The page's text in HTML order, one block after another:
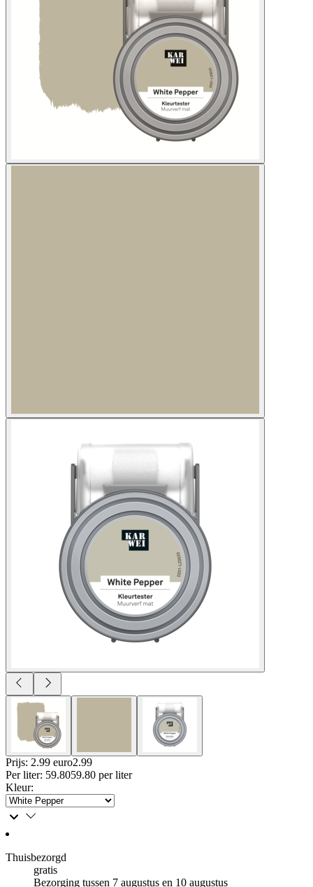
Prijs: 2.99 euro2.99
Per liter: 59.8059.80 per liter
Kleur:
Thuisbezorgd
gratis
Bezorging tussen 7 augustus en 10 augustus